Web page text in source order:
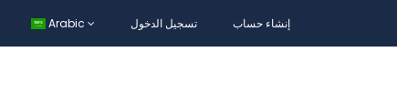
Arabic تسجيل الدخول إنشاء حساب